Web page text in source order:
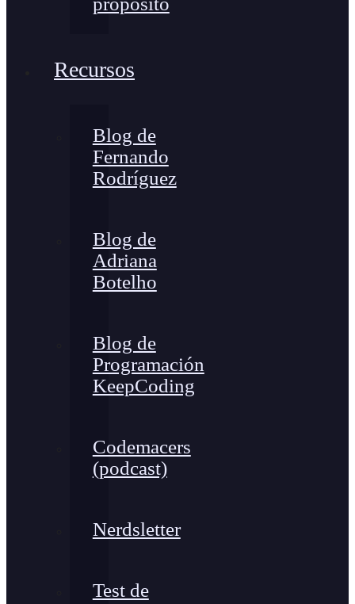
Recursos
Blog de
Fernando
Rodríguez
Blog de
Adriana
Botelho
Blog de
Programación
KeepCoding
Codemacers
(podcast)
Nerdsletter
Test de